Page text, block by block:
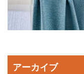
アーカイブ